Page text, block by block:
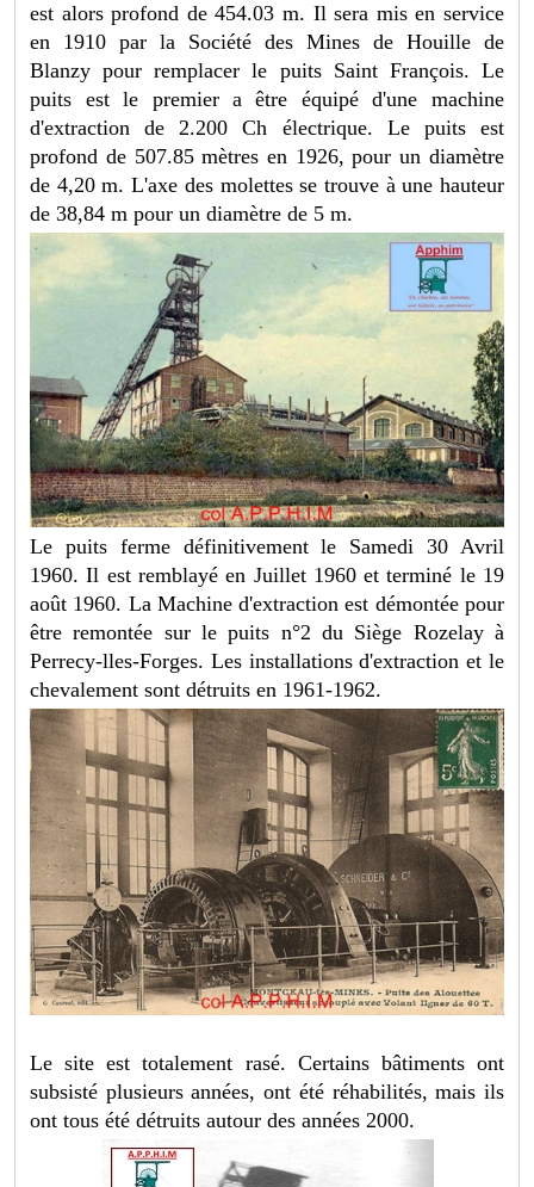
est alors profond de 454.03 m. Il sera mis en service
en 1910 par la Société des Mines de Houille de
Blanzy pour remplacer le puits Saint François. Le
puits est le premier a être équipé d'une machine
d'extraction de 2.200 Ch électrique. Le puits est
profond de 507.85 mètres en 1926, pour un diamètre
de 4,20 m. L'axe des molettes se trouve à une hauteur
de 38,84 m pour un diamètre de 5 m.
Le puits ferme définitivement le Samedi 30 Avril
1960. Il est remblayé en Juillet 1960 et terminé le 19
août 1960. La Machine d'extraction est démontée pour
être remontée sur le puits n°2 du Siège Rozelay à
Perrecy-lles-Forges. Les installations d'extraction et le
chevalement sont détruits en 1961-1962.
Le site est totalement rasé. Certains bâtiments ont
subsisté plusieurs années, ont été réhabilités, mais ils
ont tous été détruits autour des années 2000.